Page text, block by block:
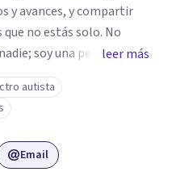
y avances, y compartir
no estás solo. No
soy una persona que
mí, tu salud, tu paz y
encima de lo
aprendí en la formación
que las técnicas se
leer más
autista
Email